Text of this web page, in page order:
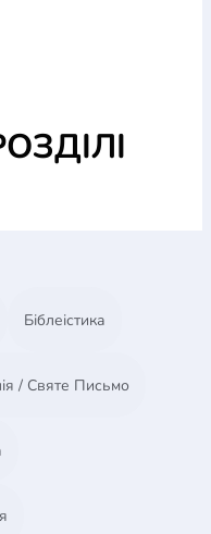
Біблеістика
/ Святе Письмо